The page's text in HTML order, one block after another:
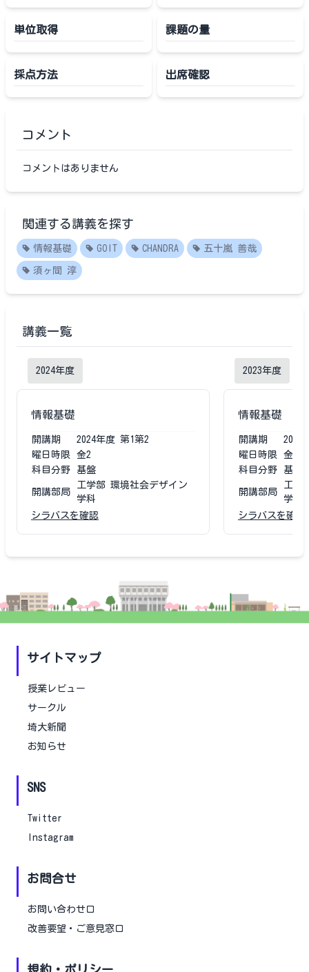
単位取得 課題の量
採点方法 出席確認
コメント
コメントはありません
関連する講義を探す
情報基礎 GOIT CHANDRA 五十嵐 善哉
須ヶ間 淳
講義一覧
2024年度
情報基礎
開講期 2024年度 第1第2
曜日時限
金2
科目分野
基盤
開講部局
工学部 環境社会デザイン
学科
シラバスを確認
2023年度
情報基礎
開講期 2023
曜日時限
金2
科目分野
基盤
開講部局
工学
学科
シラバスを確認
サイトマップ
授業レビュー
サークル
埼大新聞
お知らせ
SNS
Twitter
Instagram
お問合せ
お問い合わせ口
改善要望・ご意見窓口